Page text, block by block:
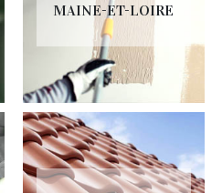
MAINE-ET-LOIRE